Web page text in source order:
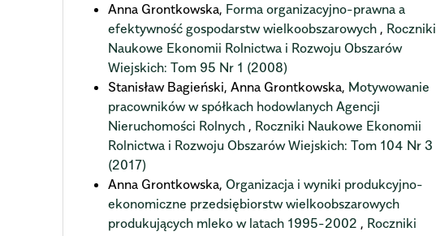
Anna Grontkowska, Forma organizacyjno-prawna a
efektywność gospodarstw wielkoobszarowych, Roczniki
Naukowe Ekonomii Rolnictwa i Rozwoju Obszarów
Wiejskich: Tom 95 Nr 1 (2008)
Stanisław Bagieński, Anna Grontkowska, Motywowanie
pracowników w spółkach hodowlanych Agencji
Nieruchomości Rolnych, Roczniki Naukowe Ekonomii
Rolnictwa i Rozwoju Obszarów Wiejskich: Tom 104 Nr 3
(2017)
Anna Grontkowska,Organizacja i wyniki produkcyjno-
ekonomiczne przedsiębiorstw wielkoobszarowych
produkujących mleko w latach 1995-2002, Roczniki